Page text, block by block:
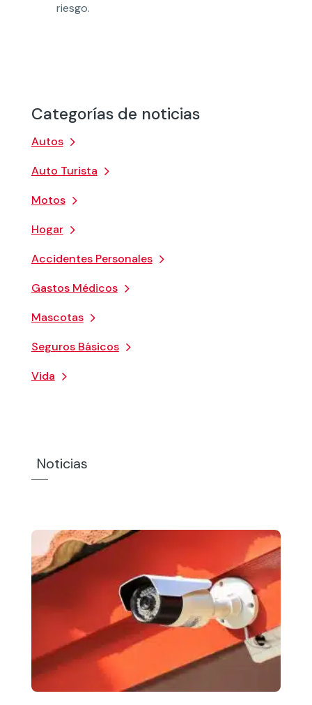
Categorías de noticias
Autos
Auto Turista
Motos
Hogar
Accidentes Personales
Gastos Médicos
Mascotas
Seguros Básicos
Vida
riesgo.
Noticias